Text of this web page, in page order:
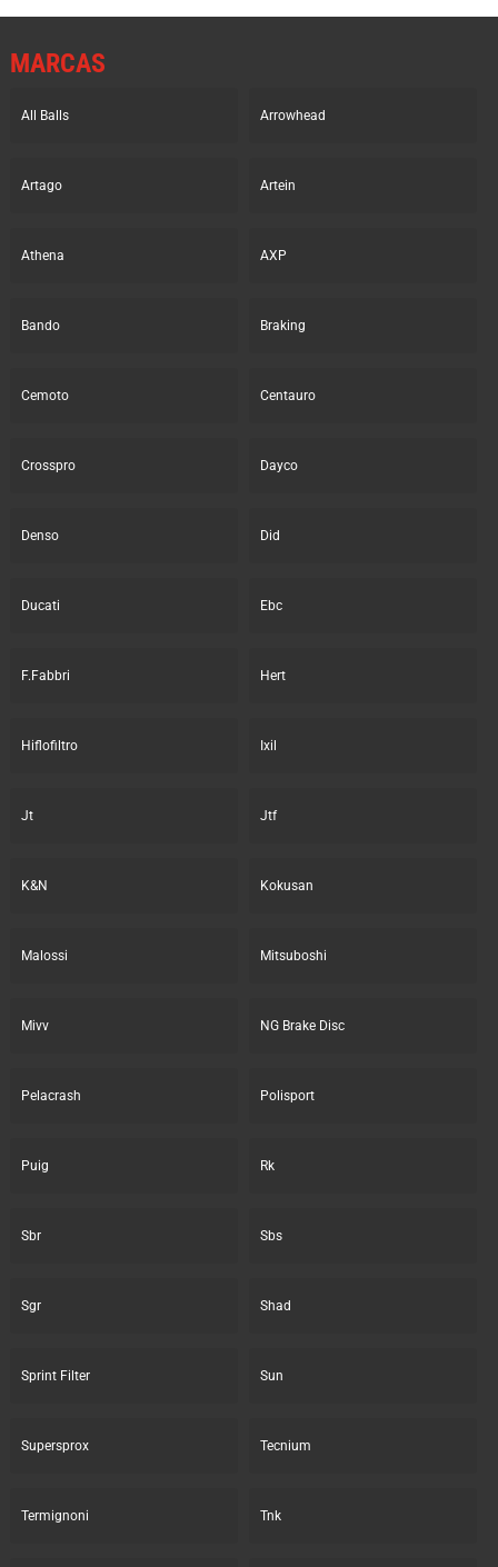
MARCAS
All Balls Arrowhead
Artago Artein
Athena AXP
Bando Braking
Cemoto Centauro
Crosspro Dayco
Denso Did
Ducati Ebc
F.Fabbri Hert
Hiflofiltro Ixil
Jt Jtf
K&N Kokusan
Malossi Mitsuboshi
Mivv NG Brake Disc
Pelacrash Polisport
Puig Rk
Sbr Sbs
Sgr Shad
Sprint Filter Sun
Supersprox Tecnium
Termignoni Tnk